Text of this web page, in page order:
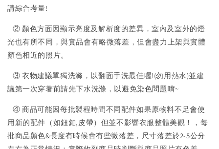
請綜合考量!
② 顏色方面因顯示亮度及解析度的差異，室內及室外的燈
光也有所不同，與實品會有略微落差，但會盡力上架與實體
顏色相近的照片。
③ 衣物建議單獨洗滌，以翻面手洗最佳喔!(勿用熱水)並建
議第一次穿著前請先下水洗滌，以避免染色問題唷~
④ 商品可能因每批製程時間不同配件如果原物料不足會使
用新的配件（如鈕釦,皮帶）但並不影響衣服整體美觀！，每
批商品顏色&長度有時候會有些微落差，尺寸落差於2-5公分